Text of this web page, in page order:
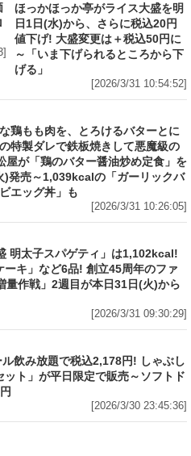
ほっかほっか亭がライス大盛を明
日1日(水)から、さらに税込20円
値下げ! 大盛変更は＋税込50円に
～「いま下げられるところから下
げる」
[2026/3/31 10:54:52]
鶏もも肉を、とろけるバターとに
特製ダレで鉄板焼きして悪魔級の
屋が「鶏のバター醤油炒め定食」を
)発売～1,039kcalの「ガーリックバ
エッグ丼」も
[2026/3/31 10:26:05]
45％増量で「大盛 明太子スパゲテ
「カレー」や「天使のチーズ
6品! 創立45周年のファミリーマー
[2026/3/31 09:30:29]
る鍋＋2hアルコール飲み放題で税
ゃぶしゃぶ温野菜の新提案「鍋飲
が平日限定で販売～ソフトドリンク
税込1,738円